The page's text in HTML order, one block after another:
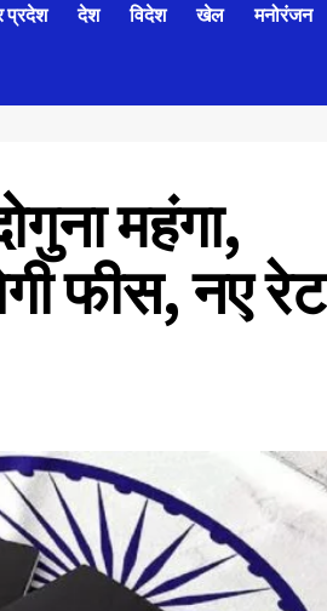
प्रदेश देश विदेश खेल मनोरंजन
महंगा,
फीस, नए रेट